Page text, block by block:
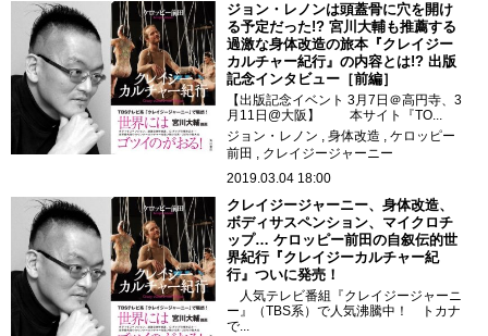
ジョン・レノンは頭蓋骨に穴を開け
る予定だった!? 宮川大輔も推薦する
過激な身体改造の旅本『クレイジー
カルチャー紀行』の内容とは!? 出版
記念インタビュー［前編］
【出版記念イベント 3月7日＠高円寺、3
月11日@大阪】 本サイト『TO...
ジョン・レノン
身体改造
ケロッピー
前田
クレイジージャーニー
2019.03.04 18:00
クレイジージャーニー、身体改造、
ボディサスペンション、マイクロチ
ップ… ケロッピー前田の自叙伝的世
界紀行『クレイジーカルチャー紀
行』ついに発売！
人気テレビ番組『クレイジージャーニ
ー』（TBS系）で人気沸騰中！ トカナ
で...